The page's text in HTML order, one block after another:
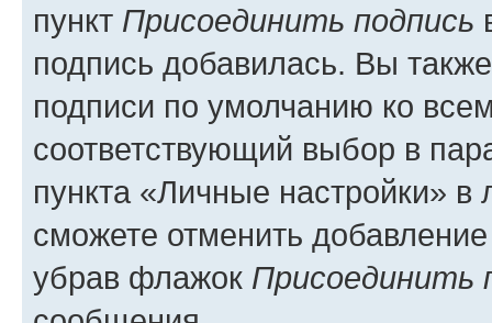
пункт Присоединить подпись
подпись добавилась. Вы
подписи по умолчанию ко
соответствующий выбор в
пункта «Личные настройки»
сможете отменить
убрав флажок Присоединить